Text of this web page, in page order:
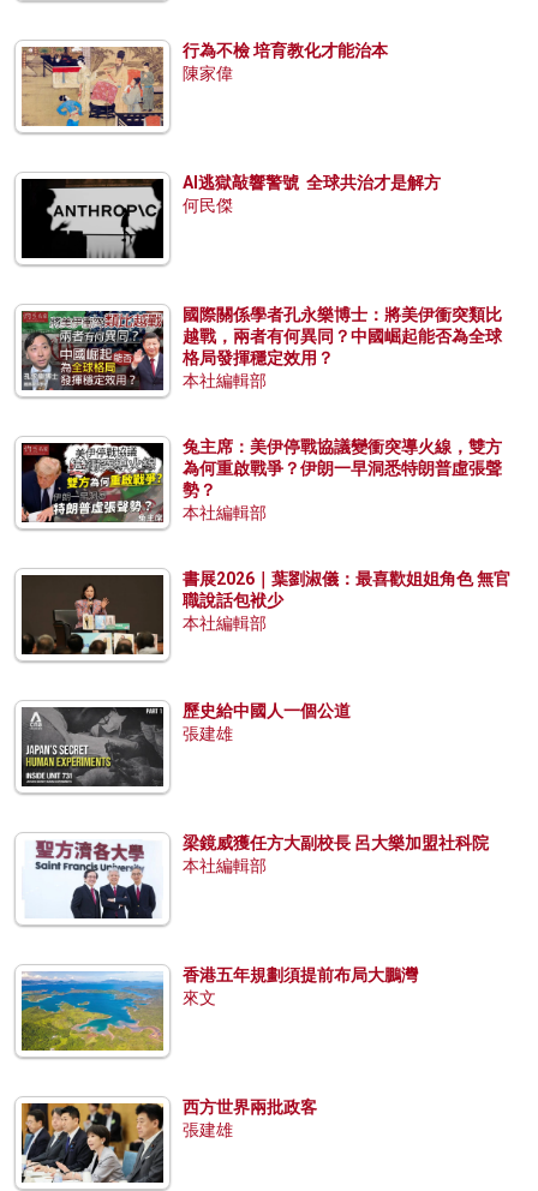
行為不檢 培育教化才能治本
陳家偉
AI逃獄敲響警號 全球共治才是解方
何民傑
國際關係學者孔永樂博士：將美伊衝突類比
越戰，兩者有何異同？中國崛起能否為全球
格局發揮穩定效用？
本社編輯部
兔主席：美伊停戰協議變衝突導火線，雙方
為何重啟戰爭？伊朗一早洞悉特朗普虛張聲
勢？
本社編輯部
書展2026｜葉劉淑儀：最喜歡姐姐角色 無官
職說話包袱少
本社編輯部
歷史給中國人一個公道
張建雄
梁鏡威獲任方大副校長 呂大樂加盟社科院
本社編輯部
香港五年規劃須提前布局大鵬灣
來文
西方世界兩批政客
張建雄